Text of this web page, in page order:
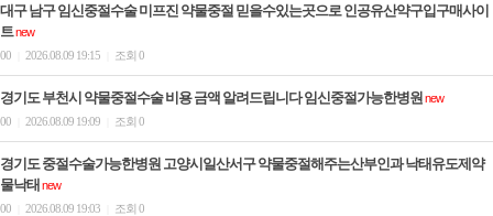
대구 남구 임신중절수술 미프진 약물중절 믿을수있는곳으로 인공유산약구입구매사이
트new
00
2026.08.09 19:15 조회 0
경기도 부천시 약물중절수술 비용 금액 알려드립니다 임신중절가능한병원new
00
2026.08.09 19:09 조회 0
경기도 중절수술가능한병원 고양시일산서구 약물중절해주는산부인과 낙태유도제약
물낙태 new
00
2026.08.09 19:03 조회 0